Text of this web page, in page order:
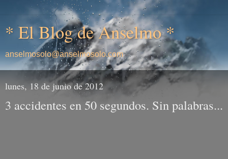
* El Blog de Anselmo *
anselmosolo@anselmosolo.com
lunes, 18 de junio de 2012
3 accidentes en 50 segundos. Sin palabras...